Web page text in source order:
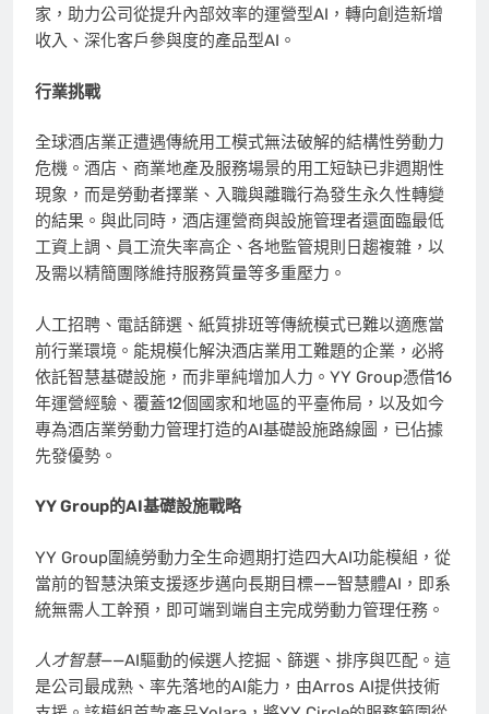
家，助力公司從提升內部效率的運營型AI，轉向創造新增
收入、深化客戶參與度的產品型AI。
行業挑戰
全球酒店業正遭遇傳統用工模式無法破解的結構性勞動力
危機。酒店、商業地產及服務場景的用工短缺已非週期性
現象，而是勞動者擇業、入職與離職行為發生永久性轉變
的結果。與此同時，酒店運營商與設施管理者還面臨最低
工資上調、員工流失率高企、各地監管規則日趨複雜，以
及需以精簡團隊維持服務質量等多重壓力。
人工招聘、電話篩選、紙質排班等傳統模式已難以適應當
前行業環境。能規模化解決酒店業用工難題的企業，必將
依託智慧基礎設施，而非單純增加人力。YY Group憑借16
年運營經驗、覆蓋12個國家和地區的平臺佈局，以及如今
專為酒店業勞動力管理打造的AI基礎設施路線圖，已佔據
先發優勢。
YY Group的AI基礎設施戰略
YY Group圍繞勞動力全生命週期打造四大AI功能模組，從
當前的智慧決策支援逐步邁向長期目標——智慧體AI，即系
統無需人工幹預，即可端到端自主完成勞動力管理任務。
人才智慧——AI驅動的候選人挖掘、篩選、排序與匹配。這
是公司最成熟、率先落地的AI能力，由Arros AI提供技術